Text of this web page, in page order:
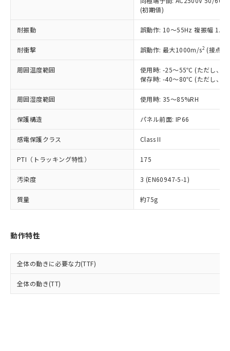
(初期値)
耐振動 誤動作: 10～55Hz 複振幅
耐衝撃 誤動作: 最大1000m/s2 (接点
周囲温度範囲
使用時: -25～55℃ (ただし、氷
保存時: -40～80℃ (ただし、氷
周囲湿度範囲 使用時: 35～85%RH
保護構造 パネル前面: IP66
感電保護クラス Class II
PTI（トラッキング特性） 175
汚染度 3 (EN60947-5-1)
質量 約75g
動作特性
全体の動きに必要な力(TTF)
全体の動き(TT)
在庫状況および標準価格照会結果は、
記載している更新日時点での社内デー
タに基づき作成されるものであり、閲
覧された時点での実際の在庫および標
準価格とは異なる場合があることをご
正式な納期状況および標準価格はお客
様のお取引先、またはお客様担当のオ
ムロン制御機器販売店・当社販売員に
オムロン制御機器販売店や当社販売拠
販売ネットワーク
」をご確認
在庫状況および標準価格結果を当社の
事前の承諾なく第三者に漏洩または開
示しないようお願いします。
マイパーツ機能（部品リスト作成サー
ビス）をご利用いただくには、I-Web
メンバーズにご登録されている必要が
あります。
品・サービスに関するお客様との取
引・商談に必要な範囲で利用すること
※当社の共同利用者とは、
の共同利用に関して"
の「1.共同利
鉛(Pb) 1000ppm以下、 水銀(Hg) 1000ppm以下、 カド
類(PBB) 1000ppm以下、ポリ臭化ジフェニルエーテル類
(PBDE) 1000ppm以下、フタル酸ビス(2-エチルヘキシ
ル) (DEHP)(別名：DOP) 1000ppm以下、フタル酸ブチ
ルベンジル（BBP） 1000ppm以下、フタル酸ジブチル
（DBP） 1000ppm以下、フタル酸ジイソブチル
但し、RoHS指令で産業用監視および制御機器に対する
図的な使用がないことを確認しています。
部品在庫の切り替え状況などにより、予定
月が前後することがあります。
とができます。
EU RoHS指令（10物質）の非含有証明書
51物質の非含有証明書（当社基準）
*中国RoHS10物質の基準値 (GB/T26572)：
Pb(鉛) :1000ppm、 Hg(水銀) : 1000ppm、 Cd(カドミウ
Cr(Ⅵ)(六価クロム) : 1000ppm、 PBBs(ポリ臭化ビフェ
ニル類) : 1000ppm、 PBDEs(ポリ臭化ジフェニルエーテ
ル類) : 1000ppm、
DBP(フタル酸ジブチル) : 1000ppm、 DIBP(フタル酸ジ
イソブチル) : 1000ppm、 BBP(フタル酸ブチルベンジ
DEHP(フタル酸ビス(2-エチルヘキシル)) : 1000ppm
「ｅ」：有害物質（10物質）のすべてが基
準値以下であることを示します。
「10」：通常の使用状況下において有害物
質が外部に漏えいし、環境に深刻な影響を
及ぼさない年数を意味します。
「－」：未確認です。当社販売部門へお問
（以下｢規制貨物等」という）を輸出
または国外への提供する場合は、日本
国政府の輸出許可(または役務取引許
可)を取得するなどの必要な手続きを
当社は規制貨物を破棄する場合は、完
全に破砕するなど、違法に輸出されな
いよう必要な手段を講じます。
当社は貴社製品を、核兵器、ミサイ
ル、化学兵器、生物兵器またはその他
武器並びにこれらの製造装置等に一切
当社は、貴社製品を第三者に販売する
場合は、上記1、2および3の内容を当
該第三者に通知します。また当社は、
販売先および販売に係わる関係者が違
法に輸出するおそれがある場合は、取
り引きをいたしません。
合意する
一定数以上の在庫あり
一定数には満たないが在庫あり
在庫なし(最新の在庫状況につ
いては、お客様のお取引先、ま
たはお客様担当のオムロン制御
機器販売店・当社販売員にご確
認ください)
受注生産機種、また在庫状況の
情報を公開していない機種